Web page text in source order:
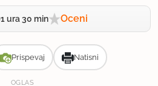
1 ura 30 min Oceni
Prispevaj Natisni
OGLAS